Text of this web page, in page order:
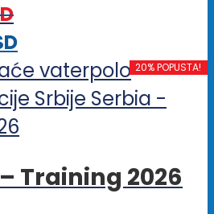
biti
izabrane
na
stranici
proizvoda.
Ovaj
proizvod
ima
više
Opcije
20% POPUSTA!
Training 2026